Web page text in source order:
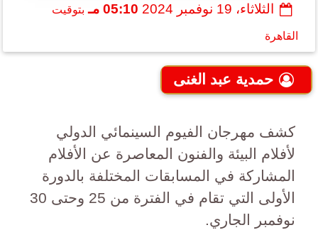
الثلاثاء، 19 نوفمبر 2024 05:10 مـ بتوقيت
القاهرة
حمدية عبد الغنى
كشف مهرجان الفيوم السينمائي الدولي
لأفلام البيئة والفنون المعاصرة عن الأفلام
المشاركة في المسابقات المختلفة بالدورة
الأولى التي تقام في الفترة من 25 وحتى 30
نوفمبر الجاري.